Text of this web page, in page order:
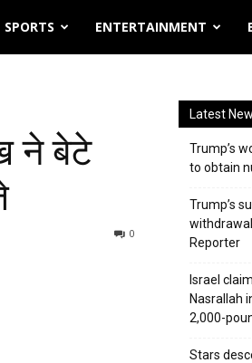
SPORTS ENTERTAINMENT
ने बेटे
0
Latest
Trump’s
to obtain
Trump’s
Reporter
Israel
Nasrallah
2,000-
Stars